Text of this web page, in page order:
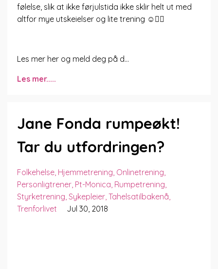
følelse, slik at ikke førjulstida ikke sklir helt ut med
altfor mye utskeielser og lite trening ☺️👍🏼
Les mer her og meld deg på d...
Les mer.....
Jane Fonda rumpeøkt!
Tar du utfordringen?
Folkehelse Hjemmetrening Onlinetrening
Personligtrener Pt-Monica Rumpetrening
Styrketrening Sykepleier Tahelsatilbakenå
Trenforlivet
Jul 30, 2018